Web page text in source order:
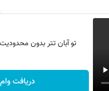
تو آبان تتر بدون
دریافت وام